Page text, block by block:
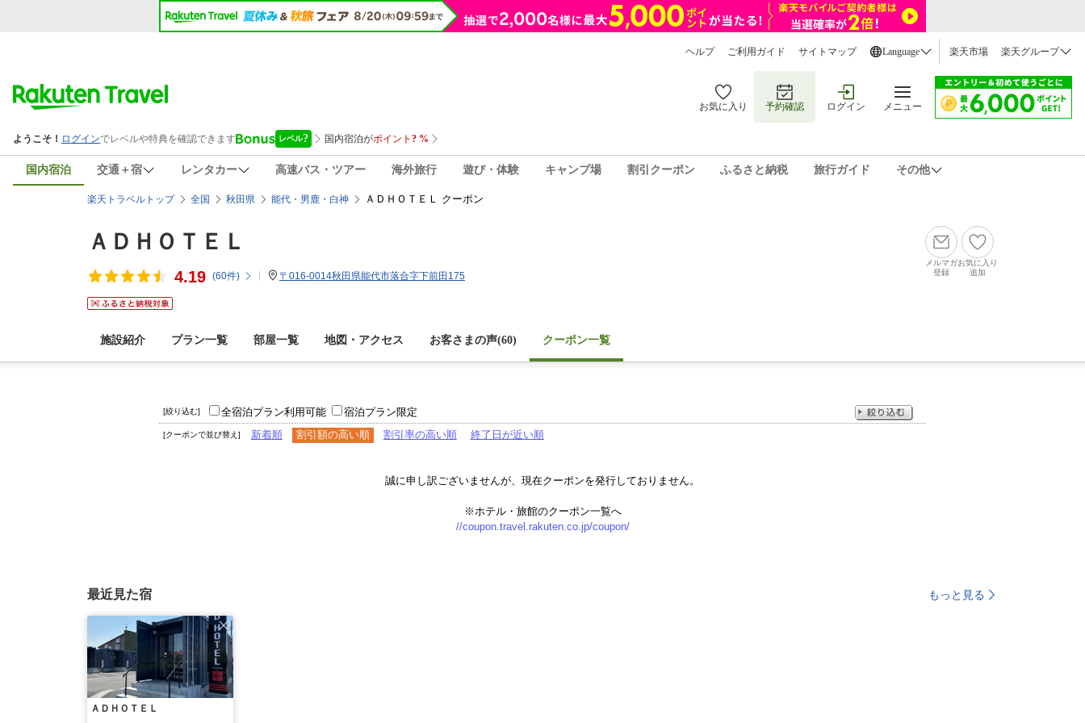
ヘルプ ご利用ガイド サイトマップ Language 楽天市場 楽天グループ
お気に入り 予約確認 ログイン メニュー
国内宿泊 交通＋宿 レンタカー 高速バス・ツアー 海外旅行 遊び・体験 キャンプ場 割引クーポン ふるさと納税 旅行ガイド その他
楽天トラベルトップ 全国 秋田県 能代・男鹿・白神 ＡＤＨＯＴＥＬ クーポン
ＡＤＨＯＴＥＬ
4.19 (60件) 〒016-0014秋田県能代市落合字下前田175
メルマガ
登録
お気に入り
追加
施設紹介 プラン一覧 部屋一覧 地図・アクセス お客さまの声(60) クーポン一覧
[絞り込む] 全宿泊プラン利用可能 宿泊プラン限定
[クーポンで並び替え] 新着順 割引額の高い順 割引率の高い順 終了日が近い順
誠に申し訳ございませんが、現在クーポンを発行しておりません。
※ホテル・旅館のクーポン一覧へ
//coupon.travel.rakuten.co.jp/coupon/
最近見た宿 もっと見る
ＡＤＨＯＴＥＬ